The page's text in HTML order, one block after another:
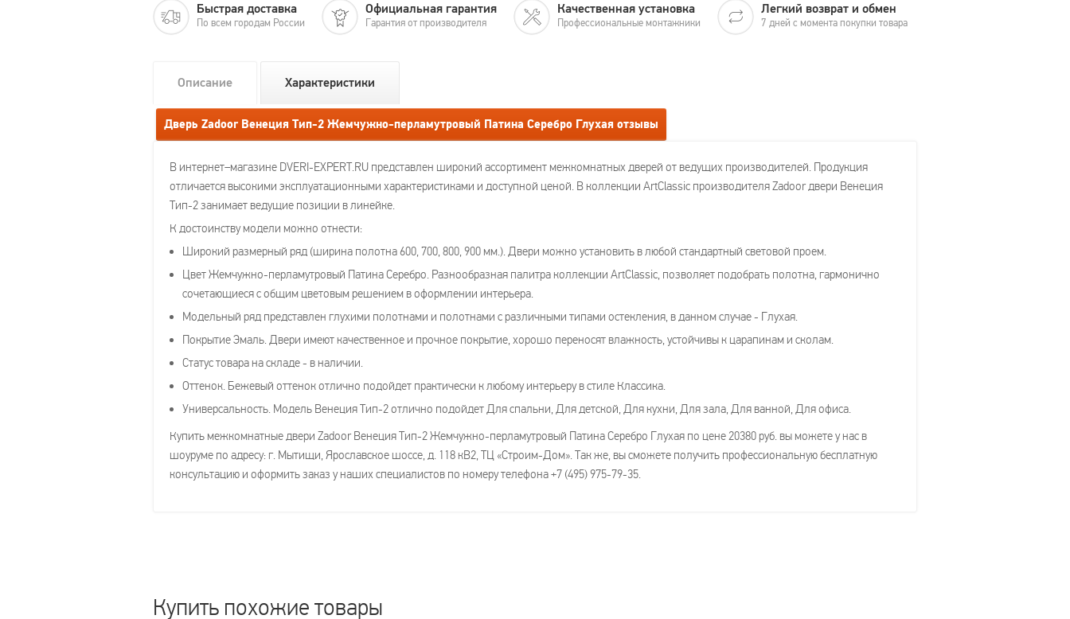
Быстрая доставка
По всем городам России
Официальная гарантия
Гарантия от производителя
Качественная установка
Профессиональные монтажники
Легкий возврат и обмен
7 дней с момента покупки товара
Описание Характеристики
Дверь Zadoor Венеция Тип-2 Жемчужно-перламутровый Патина Серебро Глухая отзывы
В интернет–магазине DVERI-EXPERT.RU представлен широкий ассортимент межкомнатных дверей от ведущих производителей. Продукция
отличается высокими эксплуатационными характеристиками и доступной ценой. В коллекции ArtClassic производителя Zadoor двери Венеция
Тип-2 занимает ведущие позиции в линейке.
К достоинству модели можно отнести:
Широкий размерный ряд (ширина полотна 600, 700, 800, 900 мм.). Двери можно установить в любой стандартный световой проем.
Цвет Жемчужно-перламутровый Патина Серебро. Разнообразная палитра коллекции ArtClassic, позволяет подобрать полотна, гармонично
сочетающиеся с общим цветовым решением в оформлении интерьера.
Модельный ряд представлен глухими полотнами и полотнами с различными типами остекления, в данном случае - Глухая.
Покрытие Эмаль. Двери имеют качественное и прочное покрытие, хорошо переносят влажность, устойчивы к царапинам и сколам.
Статус товара на складе - в наличии.
Оттенок. Бежевый оттенок отлично подойдет практически к любому интерьеру в стиле Классика.
Универсальность. Модель Венеция Тип-2 отлично подойдет Для спальни, Для детской, Для кухни, Для зала, Для ванной, Для офиса.
Купить межкомнатные двери Zadoor Венеция Тип-2 Жемчужно-перламутровый Патина Серебро Глухая по цене 20380 руб. вы можете у нас в
шоуруме по адресу: г. Мытищи, Ярославское шоссе, д. 118 кВ2, ТЦ «Строим-Дом». Так же, вы сможете получить профессиональную бесплатную
консультацию и оформить заказ у наших специалистов по номеру телефона +7 (495) 975-79-35.
Купить похожие товары